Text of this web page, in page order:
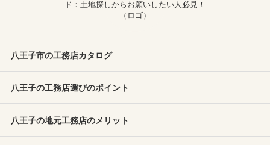
八王子市の工務店カタログ
八王子の工務店選びのポイント
八王子の地元工務店のメリット